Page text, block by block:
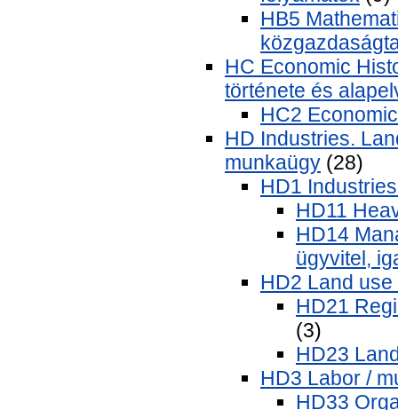
HB5
HC Economic
története és
HC2
HD Industries.
munkaügy (28)
HD1
HD11
HD14
ügyvitel,
HD2 Land
HD21
(3)
HD23
HD3 Labor /
HD33